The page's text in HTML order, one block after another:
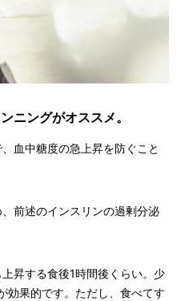
ニングがオススメ。
血中糖度の急上昇を防ぐこと
前述のインスリンの過剰分泌
昇する食後1時間後くらい。少
効果的です。ただし、食べてす